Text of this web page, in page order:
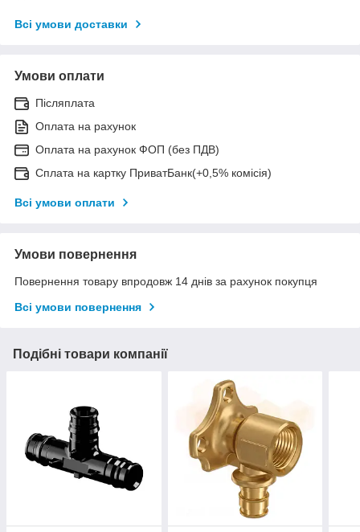
Всі умови доставки
Умови оплати
Післяплата
Оплата на рахунок
Оплата на рахунок ФОП (без ПДВ)
Сплата на картку ПриватБанк(+0,5% комісія)
Всі умови оплати
Умови повернення
Повернення товару впродовж 14 днів за рахунок покупця
Всі умови повернення
Подібні товари компанії